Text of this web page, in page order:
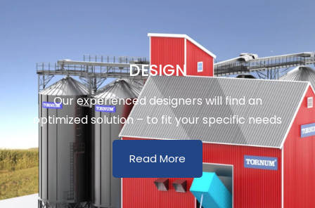
DESIGN
Our experienced designers will find an
optimized solution – to fit your specific needs
Read More